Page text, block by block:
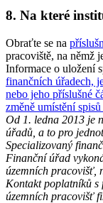
8. Na které
Obraťte se na
pracoviště, na němž
Informace o uložení
finančních úřadech,
nebo jeho příslušné
změně umístění
Od 1. ledna 2013 je
úřadů, a to pro
Specializovaný
Finanční úřad
územních pracovišť,
Kontakt poplatníků s
územních pracovišť